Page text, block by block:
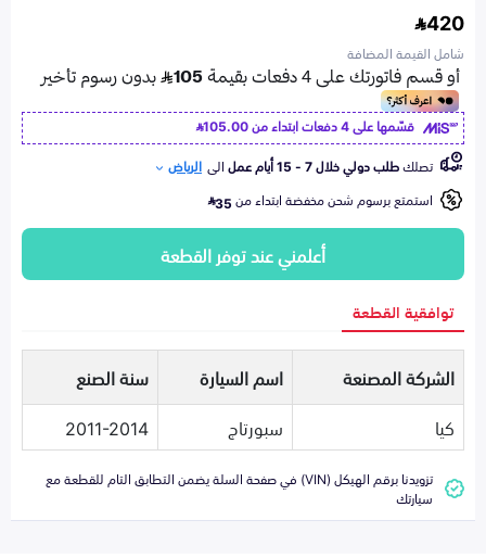
420
شامل القيمة المضافة
قسّمها على 4 دفعات ابتداء من
105.00
تصلكطلب دولي خلال 7 - 15 أيام عمل الى الرياض
استمتع برسوم شحن مخفضة ابتداء من35
أعلمني عند توفر القطعة
توافقية القطعة
الشركة المصنعة اسم السيارة
سنة الصنع
كيا
سبورتاج 2011-2014
تزويدنا برقم الهيكل (VIN) في صفحة السلة يضمن التطابق التام للقطعة مع
سيارتك